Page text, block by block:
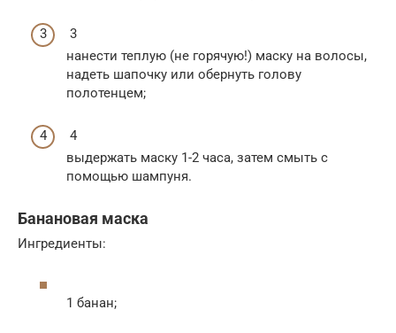
3
нанести теплую (не горячую!) маску на волосы,
надеть шапочку или обернуть голову
полотенцем;
4
выдержать маску 1-2 часа, затем смыть с
помощью шампуня.
Банановая маска
Ингредиенты:
1 банан;